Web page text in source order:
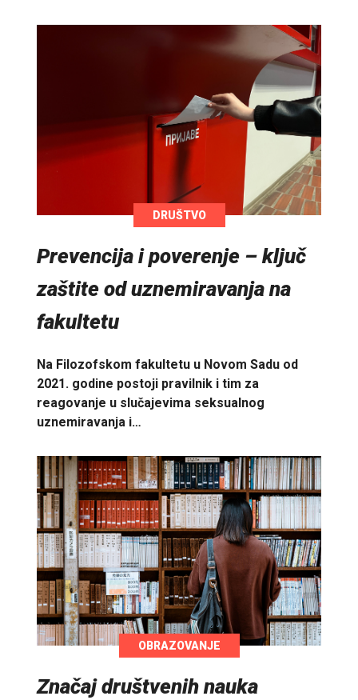
DRUŠTVO
Prevencija i poverenje – ključ
zaštite od uznemiravanja na
fakultetu
Na Filozofskom fakultetu u Novom Sadu od
2021. godine postoji pravilnik i tim za
reagovanje u slučajevima seksualnog
uznemiravanja i…
OBRAZOVANJE
Značaj društvenih nauka